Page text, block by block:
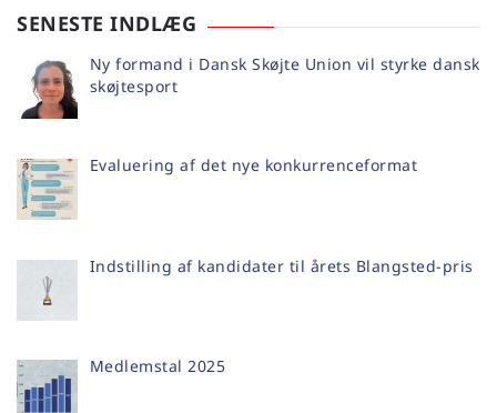
SENESTE INDLÆG
Ny formand i Dansk Skøjte Union vil styrke dansk
skøjtesport
Evaluering af det nye konkurrenceformat
Indstilling af kandidater til årets Blangsted-pris
Medlemstal 2025